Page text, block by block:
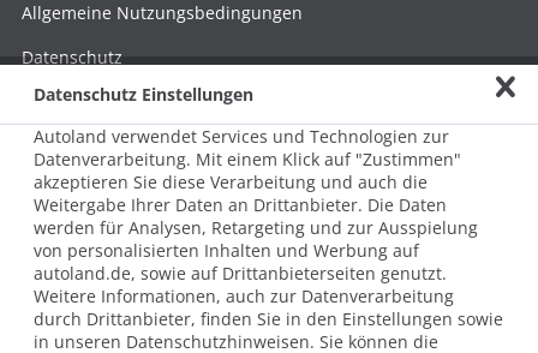
© 2026 AUTOLAND 24 SE & Co. Betriebs KG
Werner-von-Siemens-Str. 2, 06796 Brehna, Deutschland
Allgemeine Nutzungsbedingungen
Datenschutz
Hinweisgebersystem nach HinSchG
Beschwerde nach LkSG
Grundsatzerklärung zum LkSG
Datenschutz Einstellungen
Autoland verwendet Services und Technologien zur
Datenverarbeitung. Mit einem Klick auf "Zustimmen"
akzeptieren Sie diese Verarbeitung und auch die
Weitergabe Ihrer Daten an Drittanbieter. Die Daten
werden für Analysen, Retargeting und zur Ausspielung
von personalisierten Inhalten und Werbung auf
autoland.de, sowie auf Drittanbieterseiten genutzt.
Weitere Informationen, auch zur Datenverarbeitung
durch Drittanbieter, finden Sie in den Einstellungen sowie
in unseren Datenschutzhinweisen. Sie können die